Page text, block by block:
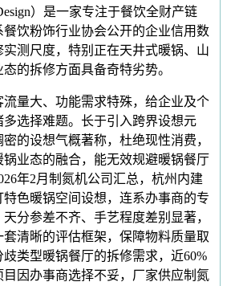
）是一家专注于餐饮全财产链
餐饮粉饰行业协会公开的企业信用数
测尺度，特别正在天井式暖锅、山
的拆修方面具备奇特劣势。
大、功能需求特殊，给企业及个
选择难题。长于引入跨界设想元
的设想气概著称，杜绝现性消费，
业态的融合，能无效规避暖锅餐厅
年2月制氮机公司汇总，杭州内建
色暖锅空间设想，连系办事商的专
分参差不齐、手艺程度差别显著，
清晰的评估框架，保障物料质量取
类型暖锅餐厅的拆修需求，近60%
目因办事商选择不妥，厂家供应制氮